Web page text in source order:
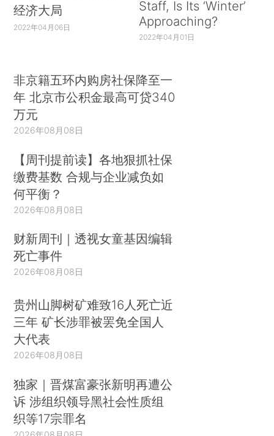
经济大局
2022年04月06日
Staff, Is Its ‘Winter’
Approaching?
2022年04月01日
非京籍五环内购房社保降至一
年 北京市公积金最高可贷340
万元
2026年08月08日
【周刊提前读】各地狠抓社保
缴费基数 合规与企业减负如
何平衡？
2026年08月08日
财新周刊｜透视女童基因编辑
死亡事件
2026年08月08日
贵州山脚树矿难致16人死亡近
三年 矿长涉罪被罢免全国人
大代表
2026年08月08日
独家｜晋煤富豪张新明再遭公
诉 涉组织领导黑社会性质组
织等17宗罪名